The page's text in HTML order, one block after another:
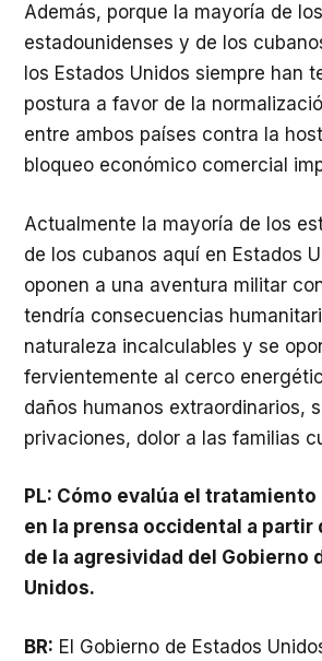
Además, porque la mayoría de los
estadounidenses y de los
los Estados Unidos siempre han
postura a favor de la
entre ambos países contra la
bloqueo económico comercial
Actualmente la mayoría de los
de los cubanos aquí en Estados
oponen a una aventura militar
tendría consecuencias
naturaleza incalculables y se
fervientemente al cerco
daños humanos extraordinarios,
privaciones, dolor a las familias
PL: Cómo evalúa el
en la prensa occidental a partir
de la agresividad del Gobierno
Unidos.
BR: El Gobierno de Estados